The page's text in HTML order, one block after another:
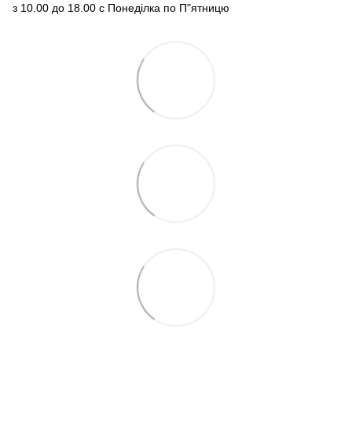
з 10.00 до 18.00 с Понеділка по П"ятницю